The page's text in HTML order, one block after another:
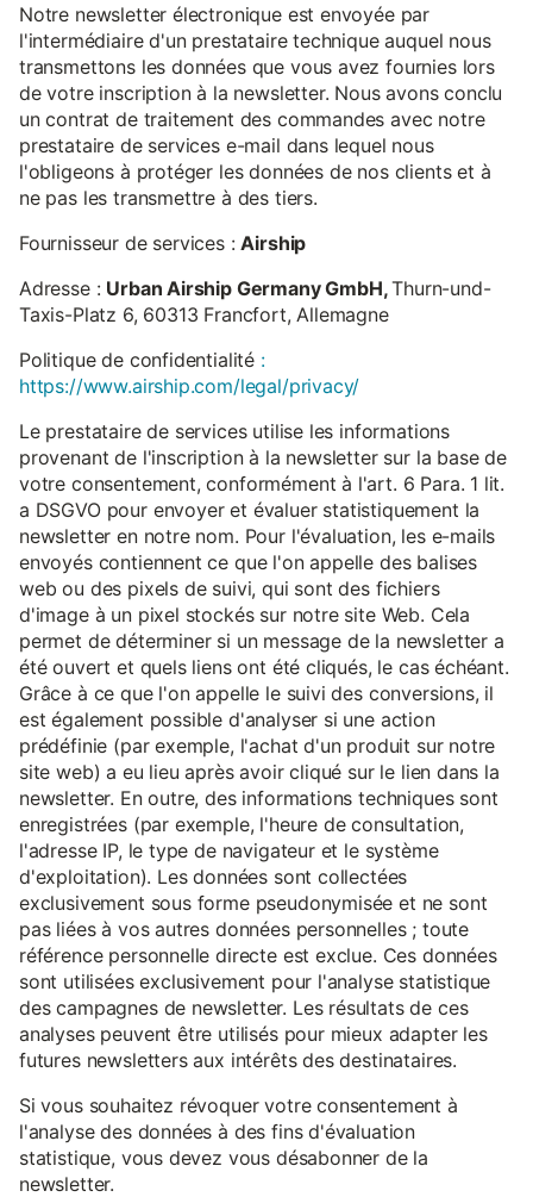
Notre newsletter électronique est envoyée par
l'intermédiaire d'un prestataire technique auquel nous
transmettons les données que vous avez fournies lors
de votre inscription à la newsletter. Nous avons conclu
un contrat de traitement des commandes avec notre
prestataire de services e-mail dans lequel nous
l'obligeons à protéger les données de nos clients et à
ne pas les transmettre à des tiers.
Fournisseur de services :Airship
Adresse : Urban Airship Germany GmbH,Thurn-und-
Taxis-Platz 6, 60313 Francfort, Allemagne
Politique de confidentialité :
https://www.airship.com/legal/privacy/
Le prestataire de services utilise les informations
provenant de l'inscription à la newsletter sur la base de
votre consentement, conformément à l'art. 6 Para. 1 lit.
a DSGVO pour envoyer et évaluer statistiquement la
newsletter en notre nom. Pour l'évaluation, les e-mails
envoyés contiennent ce que l'on appelle des balises
web ou des pixels de suivi, qui sont des fichiers
d'image à un pixel stockés sur notre site Web. Cela
permet de déterminer si un message de la newsletter a
été ouvert et quels liens ont été cliqués, le cas échéant.
Grâce à ce que l'on appelle le suivi des conversions, il
est également possible d'analyser si une action
prédéfinie (par exemple, l'achat d'un produit sur notre
site web) a eu lieu après avoir cliqué sur le lien dans la
newsletter. En outre, des informations techniques sont
enregistrées (par exemple, l'heure de consultation,
l'adresse IP, le type de navigateur et le système
d'exploitation). Les données sont collectées
exclusivement sous forme pseudonymisée et ne sont
pas liées à vos autres données personnelles ; toute
référence personnelle directe est exclue. Ces données
sont utilisées exclusivement pour l'analyse statistique
des campagnes de newsletter. Les résultats de ces
analyses peuvent être utilisés pour mieux adapter les
futures newsletters aux intérêts des destinataires.
Si vous souhaitez révoquer votre consentement à
l'analyse des données à des fins d'évaluation
statistique, vous devez vous désabonner de la
newsletter.